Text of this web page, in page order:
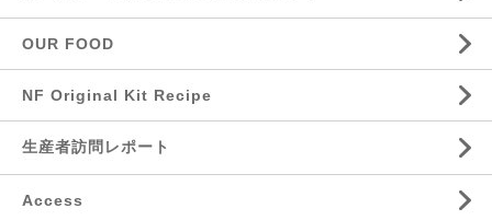
OUR FOOD
NF Original Kit Recipe
生産者訪問レポート
Access